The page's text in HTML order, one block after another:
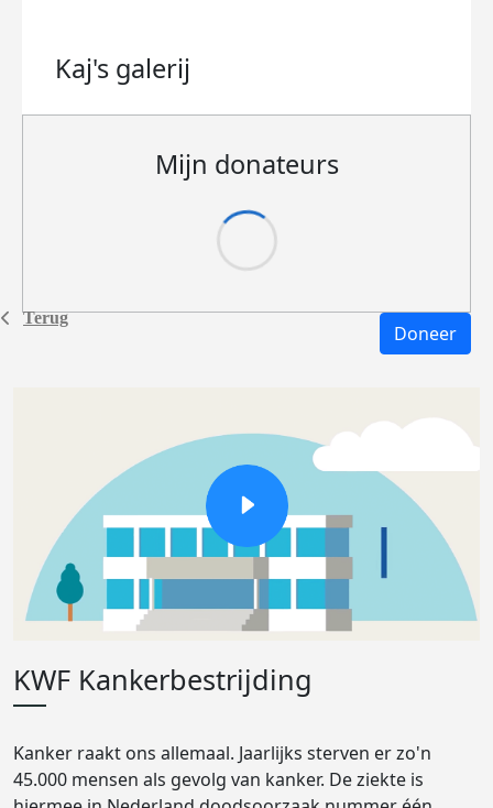
Terug
Kaj's galerij
Mijn donateurs
Doneer
KWF Kankerbestrijding
Kanker raakt ons allemaal. Jaarlijks sterven er zo'n
45.000 mensen als gevolg van kanker. De ziekte is